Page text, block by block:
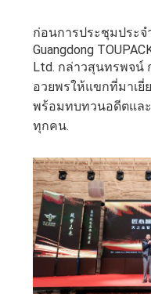
ขอ
ทุน
แผนผัง
เว็บไซต์
นโยบาย
ความ
ก่อนการประชุมประจ
Guangdong
Ltd. กล่าวสุนทรพจน์
อวยพรให้แขกที่มาเยี่
พร้อมทบทวนอดีตแล
ทุกคน.